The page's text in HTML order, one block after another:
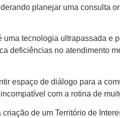
planejar uma consulta
tecnologia ultrapassada e
deficiências no atendimento
espaço de diálogo para a
com a rotina de
de um Território de